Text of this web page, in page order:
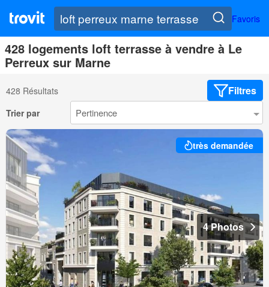
Favoris
428 logements loft terrasse à vendre à Le
Perreux sur Marne
428 Résultats Filtres
Trier par
très demandée
4 Photos